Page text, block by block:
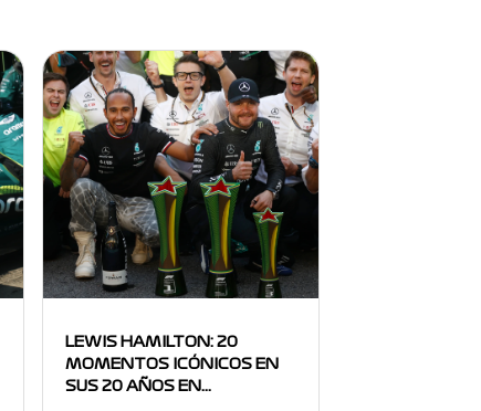
LEWIS HAMILTON: 20
MOMENTOS ICÓNICOS EN
SUS 20 AÑOS EN…